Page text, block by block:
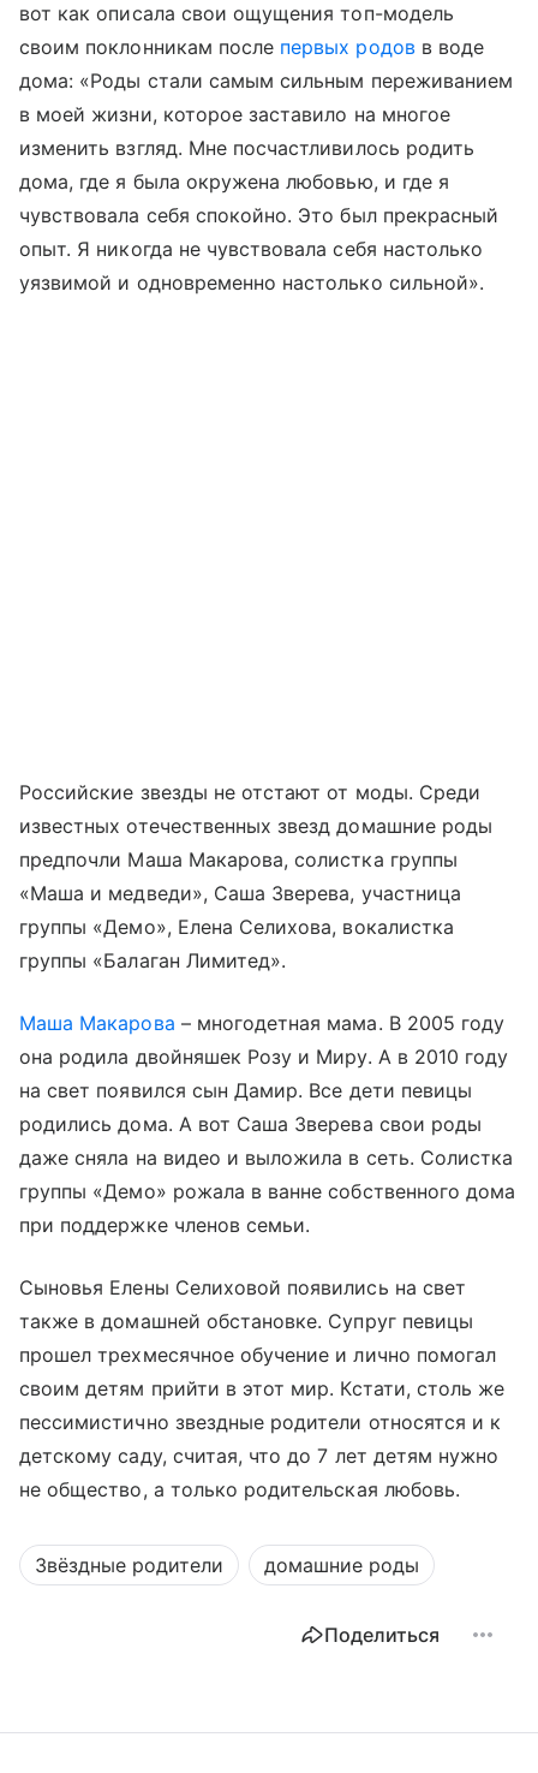
вот как описала свои ощущения топ-модель
своим поклонникам после первых родовв воде
дома: «Роды стали самым сильным переживанием
в моей жизни, которое заставило на многое
изменить взгляд. Мне посчастливилось родить
дома, где я была окружена любовью, и где я
чувствовала себя спокойно. Это был прекрасный
опыт. Я никогда не чувствовала себя настолько
уязвимой и одновременно настолько сильной».
Российские звезды не отстают от моды. Среди
известных отечественных звезд домашние роды
предпочли Маша Макарова, солистка группы
«Маша и медведи», Саша Зверева, участница
группы «Демо», Елена Селихова, вокалистка
группы «Балаган Лимитед».
Маша Макарова – многодетная мама. В 2005 году
она родила двойняшек Розу и Миру. А в 2010 году
на свет появился сын Дамир. Все дети певицы
родились дома. А вот Саша Зверева свои роды
даже сняла на видео и выложила в сеть. Солистка
группы «Демо» рожала в ванне собственного дома
при поддержке членов семьи.
Сыновья Елены Селиховой появились на свет
также в домашней обстановке. Супруг певицы
прошел трехмесячное обучение и лично помогал
своим детям прийти в этот мир. Кстати, столь же
пессимистично звездные родители относятся и к
детскому саду, считая, что до 7 лет детям нужно
не общество, а только родительская любовь.
Звёздные родители домашние роды
Поделиться